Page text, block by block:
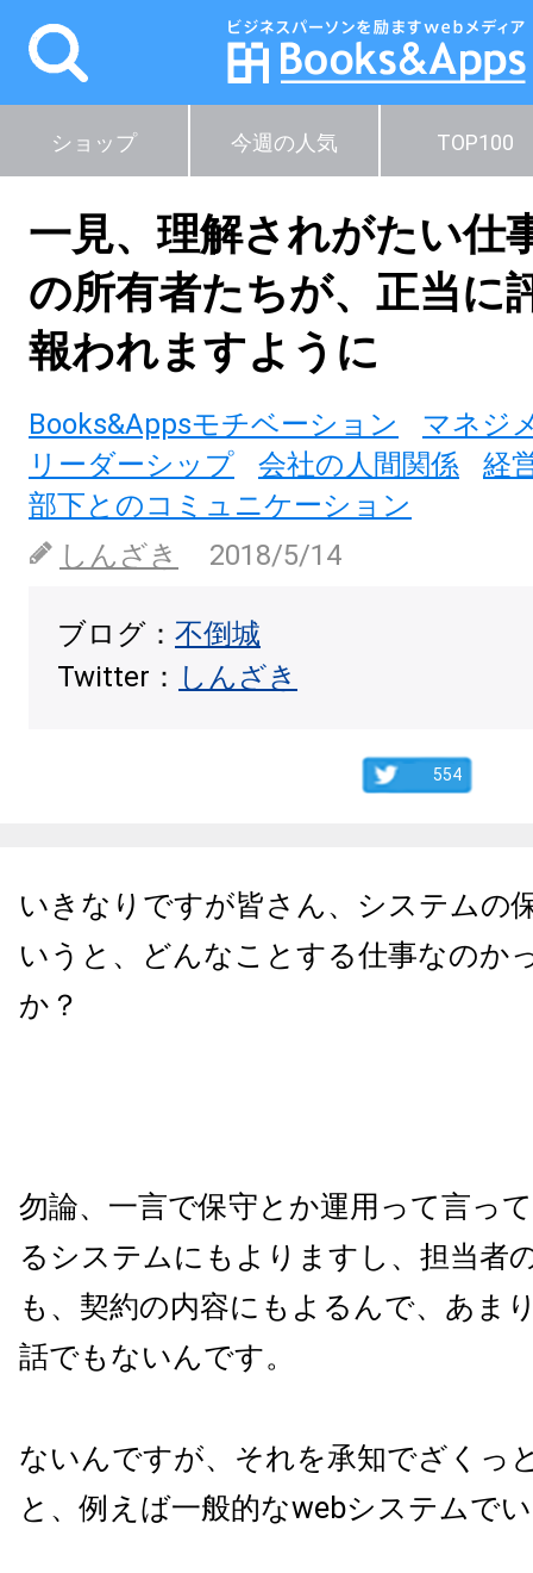
ショップ 今週の人気 TOP100
一見、理解されがたい仕
の所有者たちが、正当に
報われますように
Books&Appsモチベーション
マネジ
リーダーシップ
会社の人間関係
経
部下とのコミュニケーション
しんざき
2018/5/14
ブログ： 不倒城
Twitter： しんざき
554
いきなりですが皆さん、システムの
いうと、どんなことする仕事なのか
か？
勿論、一言で保守とか運用って言っ
るシステムにもよりますし、担当者
も、契約の内容にもよるんで、あま
話でもないんです。
ないんですが、それを承知でざくっ
と、例えば一般的なwebシステムで